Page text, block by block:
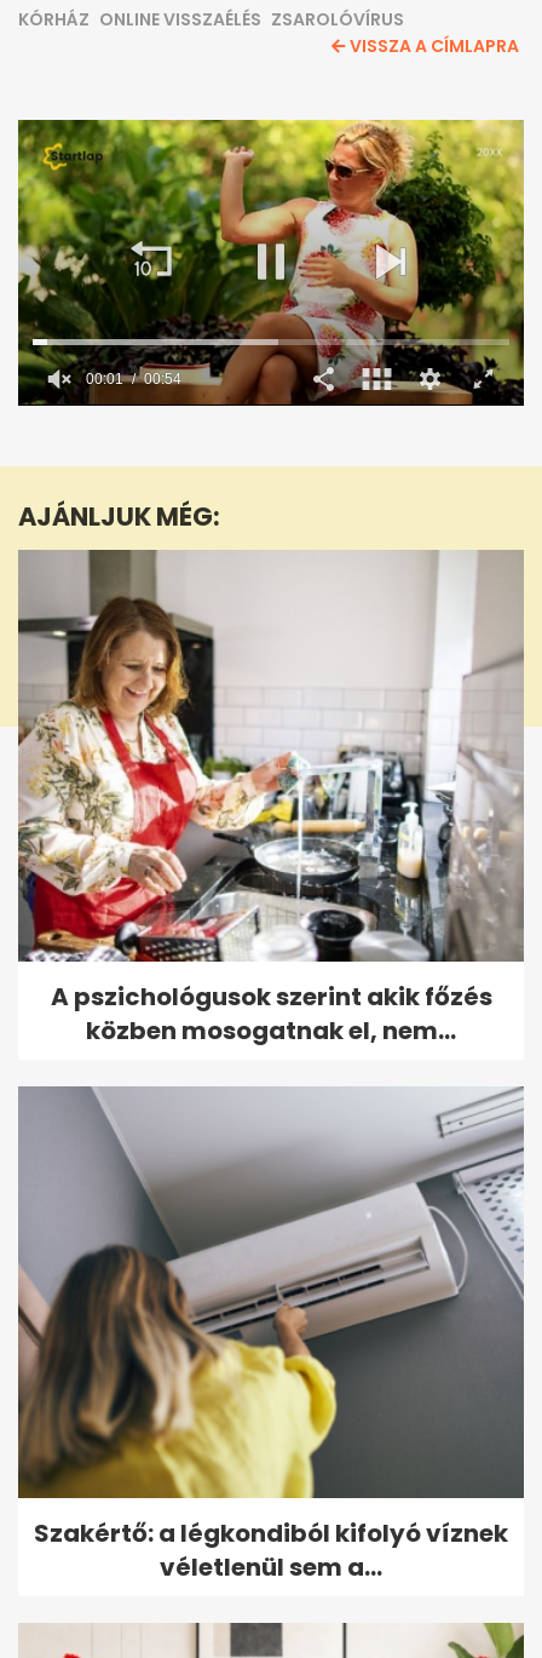
KÓRHÁZ ONLINE VISSZAÉLÉS ZSAROLÓVÍRUS
VISSZA A CÍMLAPRA
54
00:02 00:54
AJÁNLJUK MÉG:
A pszichológusok szerint akik főzés
közben mosogatnak el, nem...
Szakértő: a légkondiból kifolyó víznek
véletlenül sem a...